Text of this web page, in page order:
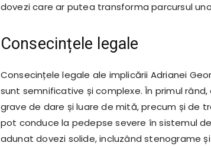
dovezi care ar putea transforma parcursul
Consecințele legale
Consecințele legale ale implicării Adrianei
sunt semnificative și complexe. În primul
grave de dare și luare de mită, precum și de
pot conduce la pedepse severe în sistemul
adunat dovezi solide, incluzând stenograme